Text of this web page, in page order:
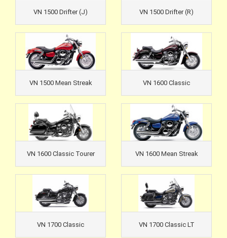
VN 1500 Drifter (J) VN 1500 Drifter (R)
VN 1500 Mean Streak VN 1600 Classic
VN 1600 Classic Tourer VN 1600 Mean Streak
VN 1700 Classic VN 1700 Classic LT